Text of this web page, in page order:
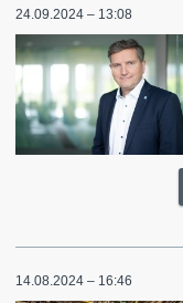
24.09.2024 – 13:08
14.08.2024 – 16:46